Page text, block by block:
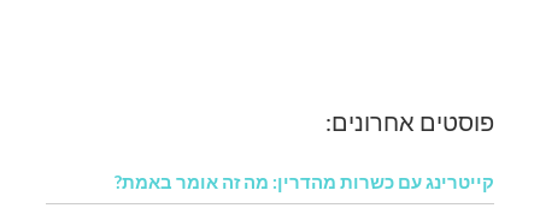
פוסטים אחרונים:
קייטרינג עם כשרות מהדרין: מה זה אומר באמת?